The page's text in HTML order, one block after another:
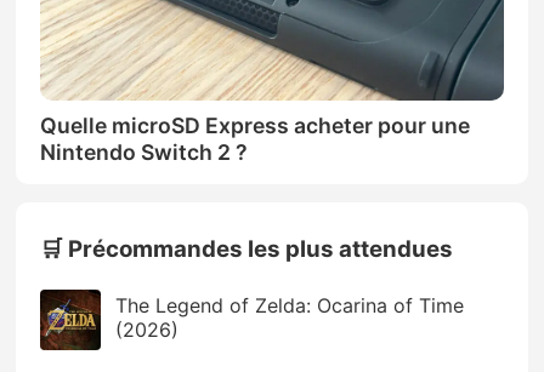
Quelle microSD Express acheter pour une
Nintendo Switch 2 ?
🛒 Précommandes les plus attendues
The Legend of Zelda: Ocarina of Time
(2026)